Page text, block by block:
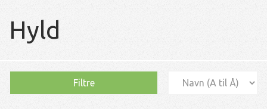
Hyld
Filtre